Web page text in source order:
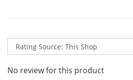
No review for this product